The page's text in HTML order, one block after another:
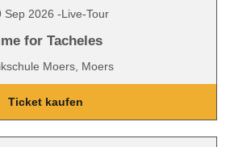
Sep 2026 -Live-Tour
for Tacheles
Moers, Moers
Ticket kaufen